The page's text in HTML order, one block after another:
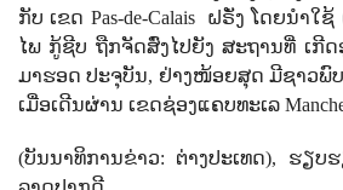
ກັບ ເຂດ Pas-de-Calais ຝຣັ່ງ ໂດຍນຳໃຊ້
ໄພ ກູ້ຊີບ ຖືກຈັດສົ່ງໄປຍັງ ສະຖານທີ່ ເກີດ
ມາຮອດ ປະຈຸບັນ, ຢ່າງໜ້ອຍສຸດ ມີຊາວພົ
ເມື່ອເດີນຜ່ານ ເຂດຊ່ອງແຄບທະເລ
(ບັນນາທິການຂ່າວ: ຕ່າງປະເທດ), ຮຽບ